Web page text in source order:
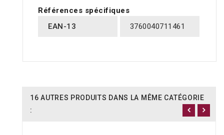
Références spécifiques
EAN-13
3760040711461
16 AUTRES PRODUITS DANS LA MÊME CATÉGORIE
: